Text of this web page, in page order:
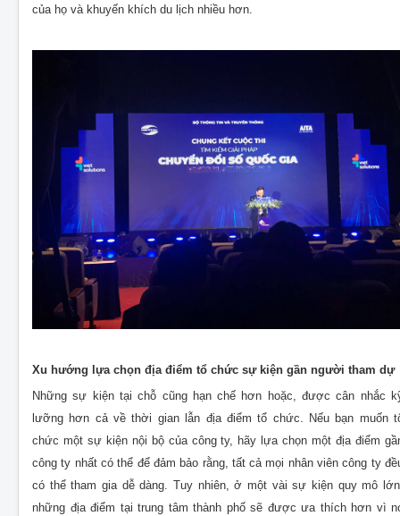
của họ và khuyến khích du lịch nhiều hơn.
Xu hướng lựa chọn địa điểm tổ chức sự kiện gần người tham dự
Những sự kiện tại chỗ cũng hạn chế hơn hoặc, được cân nhắc
lưỡng hơn cả về thời gian lẫn địa điểm tổ chức. Nếu bạn muốn
chức một sự kiện nội bộ của công ty, hãy lựa chọn một địa điểm
công ty nhất có thể để đảm bảo rằng, tất cả mọi nhân viên công ty
có thể tham gia dễ dàng. Tuy nhiên, ở một vài sự kiện quy mô
những địa điểm tại trung tâm thành phố sẽ được ưa thích hơn vì